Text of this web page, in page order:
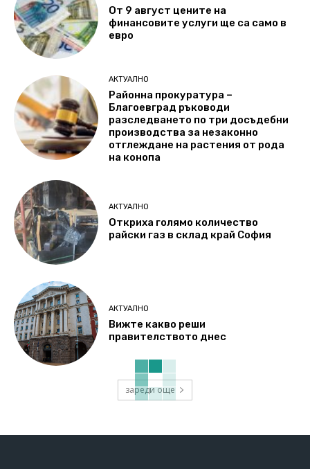
От 9 август цените на
финансовите услуги ще са само в
евро
АКТУАЛНО
Районна прокуратура –
Благоевград ръководи
разследването по три досъдебни
производства за незаконно
отглеждане на растения от рода
на конопа
АКТУАЛНО
Откриха голямо количество
райски газ в склад край София
АКТУАЛНО
Вижте какво реши
правителството днес
зареди още